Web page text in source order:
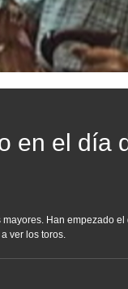
en el día
Han empezado
ver los toros.